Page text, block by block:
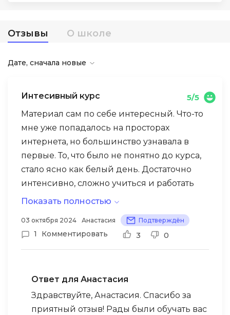
Отзывы О школе
Дате, сначала новые
Интесивный курс
5/5
Материал сам по себе интересный. Что-то
мне уже попадалось на просторах
интернета, но большинство узнавала в
первые. То, что было не понятно до курса,
стало ясно как белый день. Достаточно
интенсивно, сложно учиться и работать
одновременно, но кто хочет уйти из
Соотношение цены и предложения здесь
самое адекватное. За полгода курса
полностью отбился интерес к прошлой
диплома. Только положительные эмоции
от курса и спикеров, довольна на все 100.
Показать полностью
03 октября 2024 Анастасия Подтверждён
1 Комментировать 3 0
Ответ для Анастасия
Здравствуйте, Анастасия. Спасибо за
приятный отзыв! Рады были обучать вас
Акции и промокоды